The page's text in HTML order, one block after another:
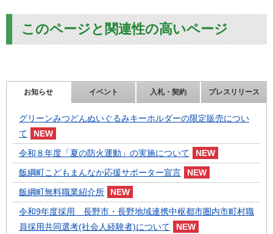
このページと関連性の高いページ
お知らせ イベント 入札・契約 プレスリリース
グリーンみつどんぬいぐるみキーホルダーの限定販売につい
て
令和８年度「夏の防火運動」の実施について
飯綱町こどもまんなか応援サポーター宣言
飯綱町無料職業紹介所
令和9年度採用 長野市・長野地域連携中枢都市圏内市町村職
員採用共同選考(社会人経験者)について